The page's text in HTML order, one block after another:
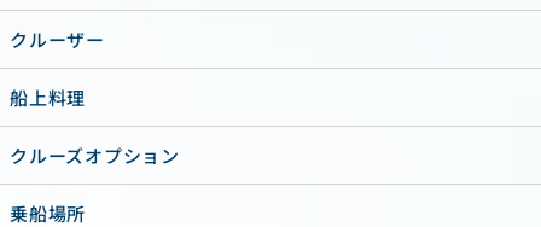
クルーザー
船上料理
クルーズオプション
乗船場所